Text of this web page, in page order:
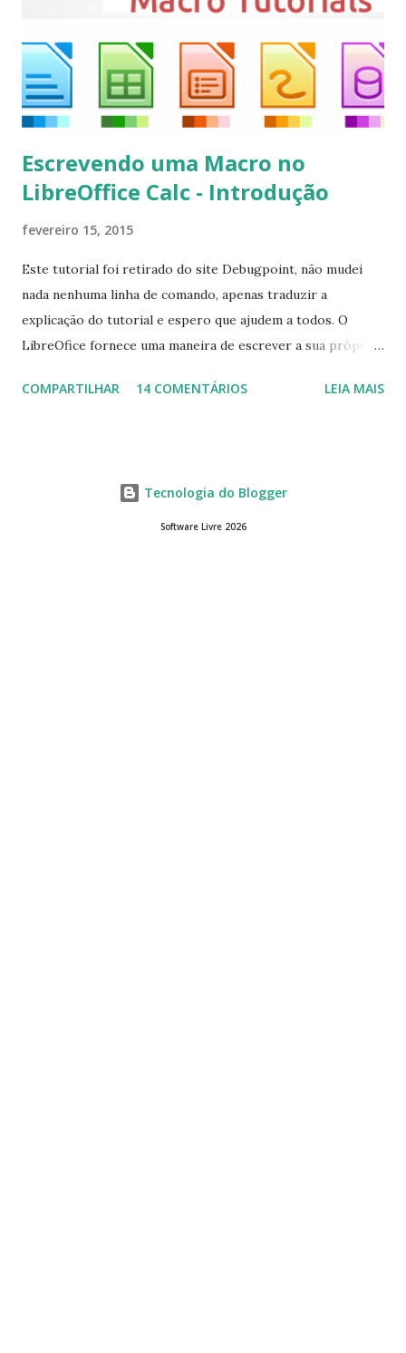
kodi Para remover, execute: $ sudo apt-get remove
Escrevendo uma Macro no
LibreOffice Calc - Introdução
fevereiro 15, 2015
Este tutorial foi retirado do site Debugpoint, não mudei
nada nenhuma linha de comando, apenas traduzir a
explicação do tutorial e espero que ajudem a todos. O
LibreOfice fornece uma maneira de escrever a sua própria
aplicativo de escritório. Você pode usar Python ou Basic
iremos criar uma macro que iria colocar a string ' Olá
Mundo' na primeira célula do LibreOffice Calc ou seja, a
COMPARTILHAR 14 COMENTÁRIOS LEIA MAIS
Tecnologia do Blogger
Software Livre 2026